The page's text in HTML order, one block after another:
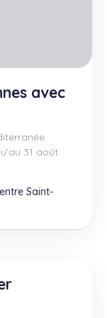
avec
31 août
Saint-